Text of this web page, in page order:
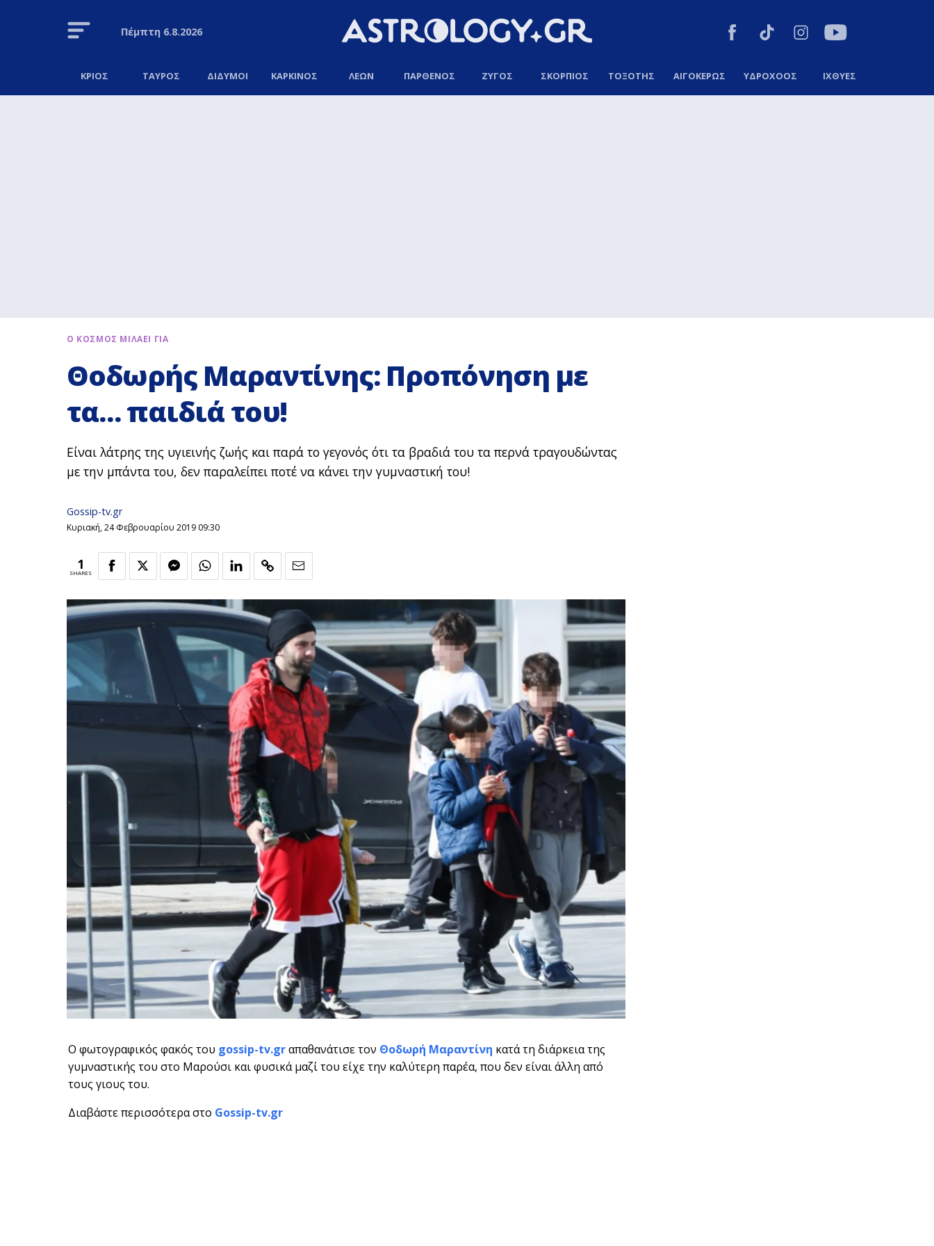
Πέμπτη6.8.2026
ΚΡΙΟΣ ΤΑΥΡΟΣ ΔΙΔΥΜΟΙ ΚΑΡΚΙΝΟΣ ΛΕΩΝ ΠΑΡΘΕΝΟΣ ΖΥΓΟΣ ΣΚΟΡΠΙΟΣ ΤΟΞΟΤΗΣ ΑΙΓΟΚΕΡΩΣ ΥΔΡΟΧΟΟΣ ΙΧΘΥΕΣ
Ο ΚΟΣΜΟΣ ΜΙΛΑΕΙ ΓΙΑ
Θοδωρής Μαραντίνης: Προπόνηση με
τα… παιδιά του!
Είναι λάτρης της υγιεινής ζωής και παρά το γεγονός ότι τα βραδιά του τα περνά τραγουδώντας
με την μπάντα του, δεν παραλείπει ποτέ να κάνει την γυμναστική του!
Gossip-tv.gr
Κυριακή, 24 Φεβρουαρίου 2019 09:30
1
SHARES
Ο φωτογραφικός φακός του gossip-tv.grαπαθανάτισε τον Θοδωρή Μαραντίνη κατά τη διάρκεια της
γυμναστικής του στο Μαρούσι και φυσικά μαζί του είχε την καλύτερη παρέα, που δεν είναι άλλη από
τους γιους του.
Διαβάστε περισσότερα στο Gossip-tv.gr